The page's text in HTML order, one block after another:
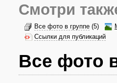
Смотри
Все фото в группе (5)
Ссылки для публикаций
Все фото